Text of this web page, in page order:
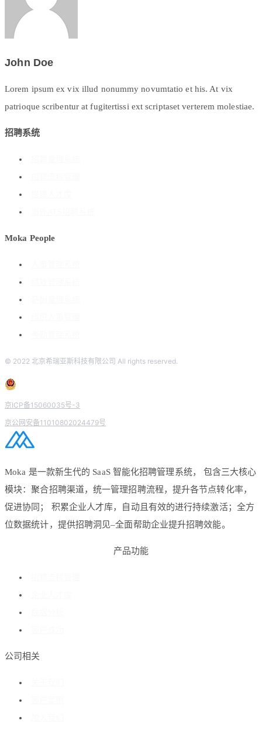
John Doe
Lorem ipsum ex vix illud nonummy novumtatio et his. At vix
patrioque scribentur at fugitertissi ext scriptaset verterem molestiae.
招聘系统
Moka People
© 2022 北京希瑞亚斯科技有限公司 All rights reserved.
京ICP备15060035号-3
京公网安备11010802024479号
Moka 是一款新生代的 SaaS 智能化招聘管理系统， 包含三大核心
模块：聚合招聘渠道，统一管理招聘流程，提升各节点转化率，
促进协同； 积累企业人才库，自动且有效的进行持续激活；全方
位数据统计，提供招聘洞见–全面帮助企业提升招聘效能。
产品功能
公司相关